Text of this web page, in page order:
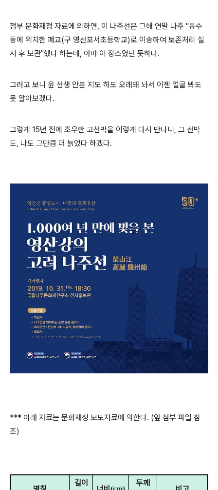
첨부 문화재청 자료에 의하면, 이 나주선은 그해 연말 나주 "동수
동에 위치한 폐교(구 영산포서초등학교)로 이송하여 보존처리 실
시 후 보관"했다 하는데, 아마 이 장소였던 듯하다.
그러고 보니 윤 선생 안본 지도 하도 오래돼 놔서 이젠 얼굴 봐도
못 알아보겠다.
그렇게 15년 전에 조우한 고선박을 이렇게 다시 만나니, 그 선박
도, 나도 그만큼 더 늙었다 하겠다.
*** 아래 자료는 문화재청 보도자료에 의한다. (앞 첨부 파일 참
조)
길이 두께